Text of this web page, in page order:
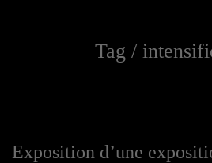
Tag /
Exposition d’une